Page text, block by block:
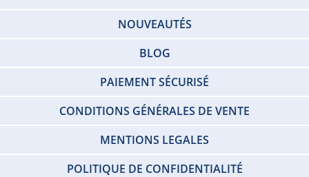
NOUVEAUTÉS
BLOG
PAIEMENT SÉCURISÉ
CONDITIONS GÉNÉRALES DE VENTE
MENTIONS LEGALES
POLITIQUE DE CONFIDENTIALITÉ